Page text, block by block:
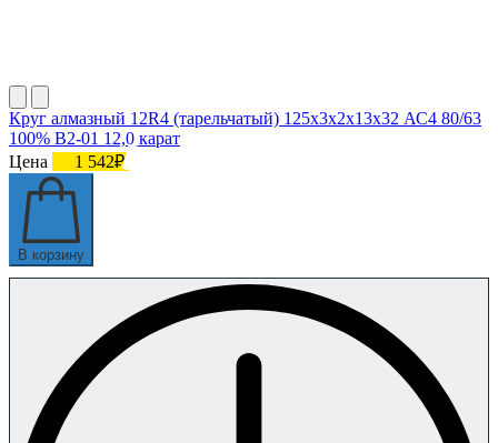
Круг алмазный 12R4 (тарельчатый) 125х3х2х13х32 АС4 80/63
100% В2-01 12,0 карат
Цена
1 542₽
В корзину